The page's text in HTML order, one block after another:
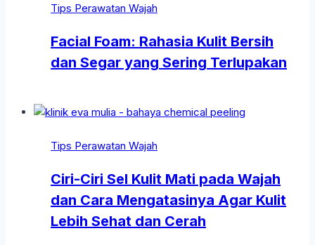
Tips Perawatan Wajah
Facial Foam: Rahasia Kulit Bersih
dan Segar yang Sering Terlupakan
Tips Perawatan Wajah
Ciri-Ciri Sel Kulit Mati pada Wajah
dan Cara Mengatasinya Agar Kulit
Lebih Sehat dan Cerah